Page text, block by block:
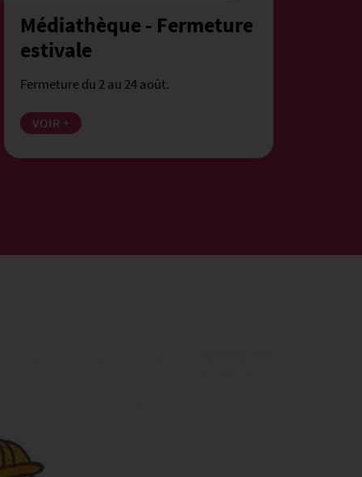
Médiathèque - Fermeture
estivale
Fermeture du 2 au 24 août.
VOIR +